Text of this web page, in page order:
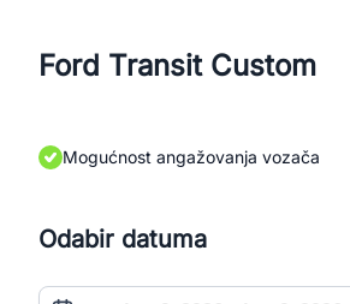
Ford Transit Custom
Mogućnost angažovanja vozača
Odabir datuma